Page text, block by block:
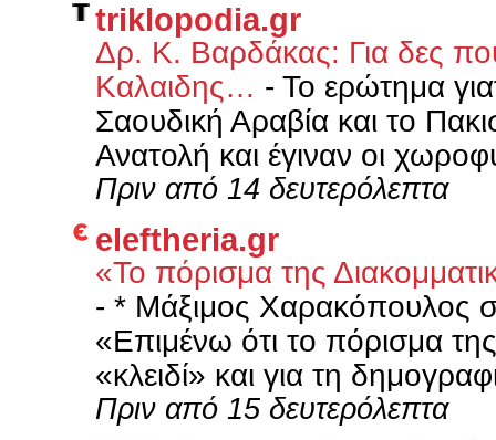
triklopodia.gr
Δρ. Κ. Βαρδάκας: Για δες
Καλαιδης… - Το ερώτημα
Σαουδική Αραβία και το
Ανατολή και έγιναν οι
Πριν από 14 δευτερόλεπτα
eleftheria.gr
«Το πόρισμα της
- * Μάξιμος Χαρακόπουλος
«Επιμένω ότι το πόρισμα
«κλειδί» και για τη
Πριν από 15 δευτερόλεπτα